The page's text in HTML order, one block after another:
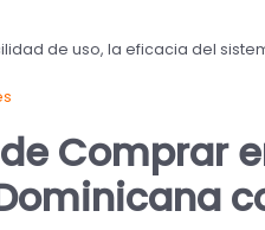
de uso, la eficacia del
Comprar